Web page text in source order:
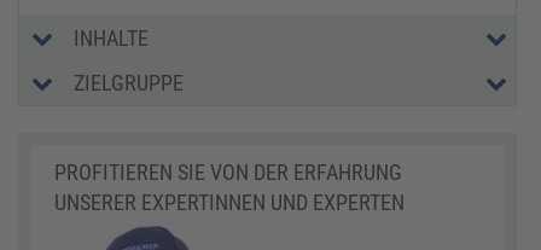
INHALTE
ZIELGRUPPE
PROFITIEREN SIE VON DER ERFAHRUNG
UNSERER EXPERTINNEN UND EXPERTEN